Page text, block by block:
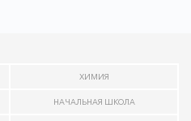
ХИМИЯ
НАЧАЛЬНАЯ ШКОЛА